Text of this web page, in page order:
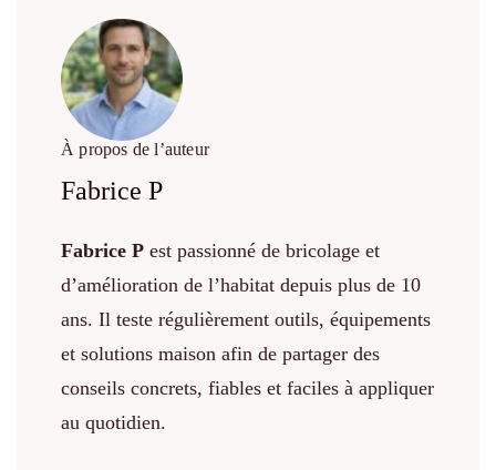
À propos de l’auteur
Fabrice P
Fabrice P est passionné de bricolage et
d’amélioration de l’habitat depuis plus de 10
ans. Il teste régulièrement outils, équipements
et solutions maison afin de partager des
conseils concrets, fiables et faciles à appliquer
au quotidien.